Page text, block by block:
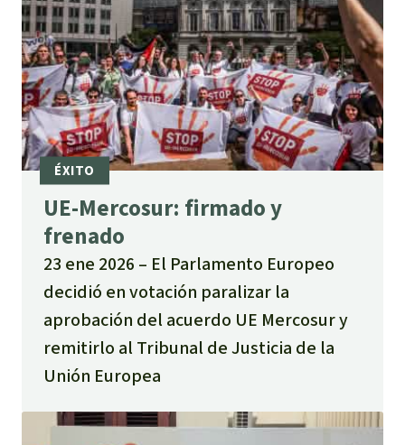
UE‑Mercosur: firmado y
frenado
23 ene 2026
El Parlamento Europeo
decidió en votación paralizar la
aprobación del acuerdo UE Mercosur y
remitirlo al Tribunal de Justicia de la
Unión Europea